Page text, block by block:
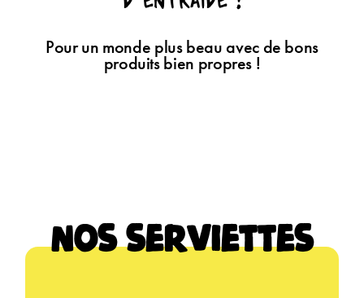
Pour un monde plus beau avec de bons
produits bien propres !
Nos serviettes